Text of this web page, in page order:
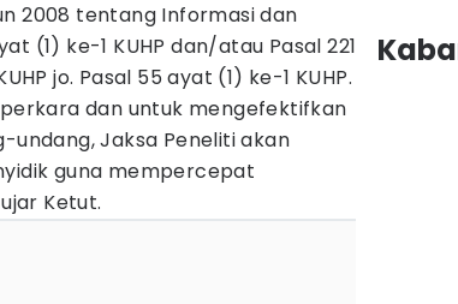
2008 tentang Informasi dan
(1) ke-1 KUHP dan/atau Pasal 221
jo. Pasal 55 ayat (1) ke-1 KUHP.
dan untuk mengefektifkan
undang, Jaksa Peneliti akan
guna mempercepat
Ketut.